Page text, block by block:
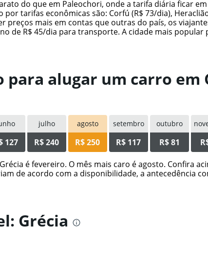
do que em Paleochori, onde a tarifa diária ficar
tarifas econômicas são: Corfú (R$ 73/dia),
preços mais em contas que outras do país, os
de R$ 45/dia para transporte. A cidade mais popular
alugar um carro em
127
julho
R$ 240
agosto
R$ 250
setembro
R$ 117
outubro
R$ 81
é fevereiro. O mês mais caro é agosto. Confira
de acordo com a disponibilidade, a antecedência
Grécia